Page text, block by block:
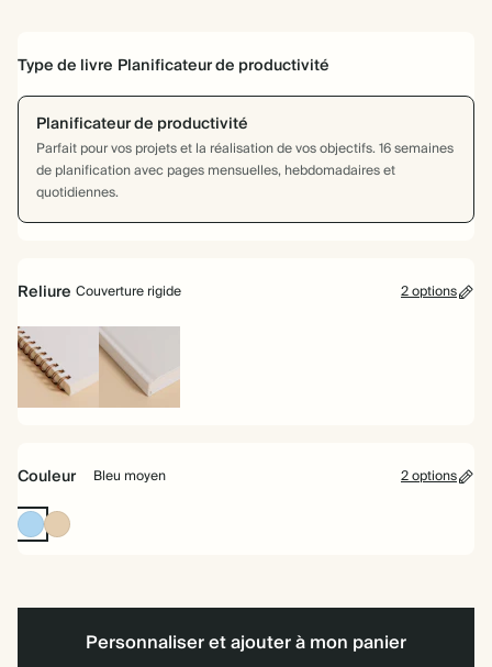
Type de livre Planificateur de productivité
Planificateur de productivité
Parfait pour vos projets et la réalisation de vos objectifs. 16 semaines
de planification avec pages mensuelles, hebdomadaires et
quotidiennes.
Reliure Couverture rigide 2 options
Reliure Couverture
Couleur
Bleu moyen 2 options
Bleu
moyen
Fauve
Personnaliser et ajouter à mon panier